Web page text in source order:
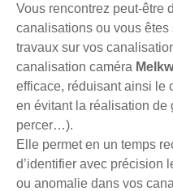
Vous rencontrez peut-être
canalisations ou vous
travaux sur vos
canalisation caméra
efficace, réduisant ainsi le
en évitant la réalisation de
percer…).
Elle permet en un temps
d’identifier avec précision
ou anomalie dans vos